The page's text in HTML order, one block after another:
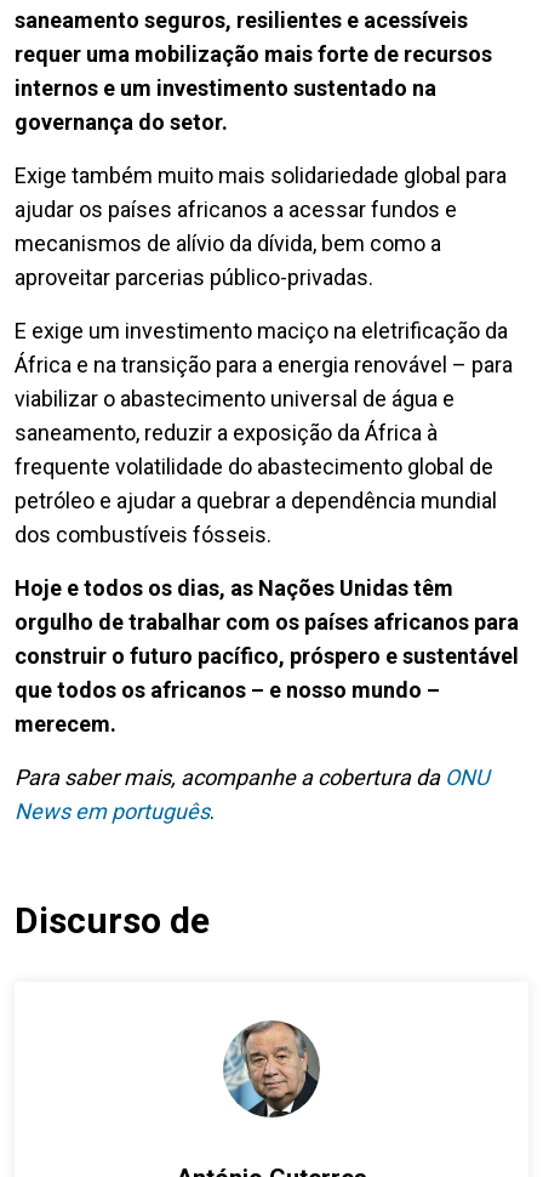
saneamento seguros, resilientes e acessíveis
requer uma mobilização mais forte de recursos
internos e um investimento sustentado na
governança do setor.
Exige também muito mais solidariedade global para
ajudar os países africanos a acessar fundos e
mecanismos de alívio da dívida, bem como a
aproveitar parcerias público-privadas.
E exige um investimento maciço na eletrificação da
África e na transição para a energia renovável – para
viabilizar o abastecimento universal de água e
saneamento, reduzir a exposição da África à
frequente volatilidade do abastecimento global de
petróleo e ajudar a quebrar a dependência mundial
dos combustíveis fósseis.
Hoje e todos os dias, as Nações Unidas têm
orgulho de trabalhar com os países africanos para
construir o futuro pacífico, próspero e sustentável
que todos os africanos – e nosso mundo –
merecem.
Para saber mais, acompanhe a cobertura daONU
News em português.
Discurso de